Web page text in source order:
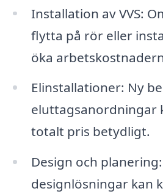
Installation av VVS:
flytta på rör eller
öka
Elinstallationer: Ny
eluttagsanordningar
totalt pris betydligt.
Design och
designlösningar kan